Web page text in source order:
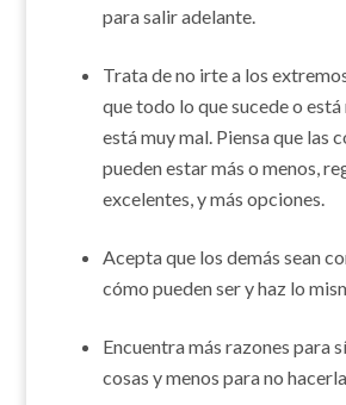
para salir adelante.
Trata de no irte a los
que todo lo que sucede o está
está muy mal. Piensa que las
pueden estar más o menos,
excelentes, y más opciones.
Acepta que los demás sean
cómo pueden ser y haz lo
Encuentra más razones para
cosas y menos para no